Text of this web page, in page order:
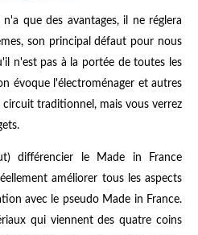
que des avantages, il ne réglera
son principal défaut pour nous
n'est pas à la portée de toutes les
évoque l'électroménager et autres
traditionnel, mais vous verrez
différencier le Made in France
améliorer tous les aspects
avec le pseudo Made in France.
qui viennent des quatre coins